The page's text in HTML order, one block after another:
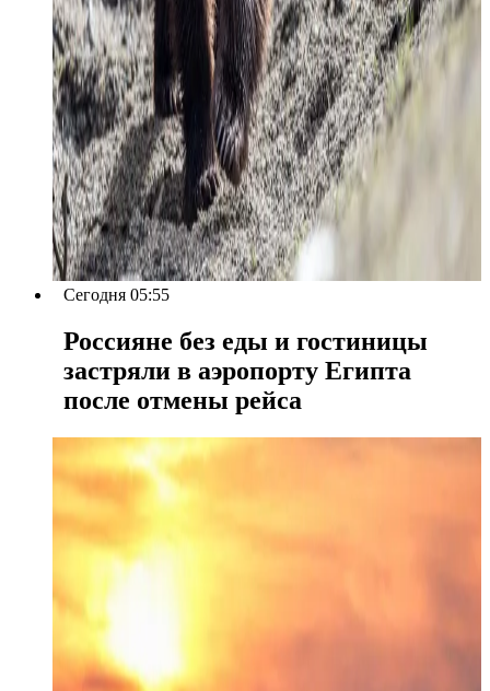
Сегодня 05:55
Россияне без еды и гостиницы
застряли в аэропорту Египта
после отмены рейса